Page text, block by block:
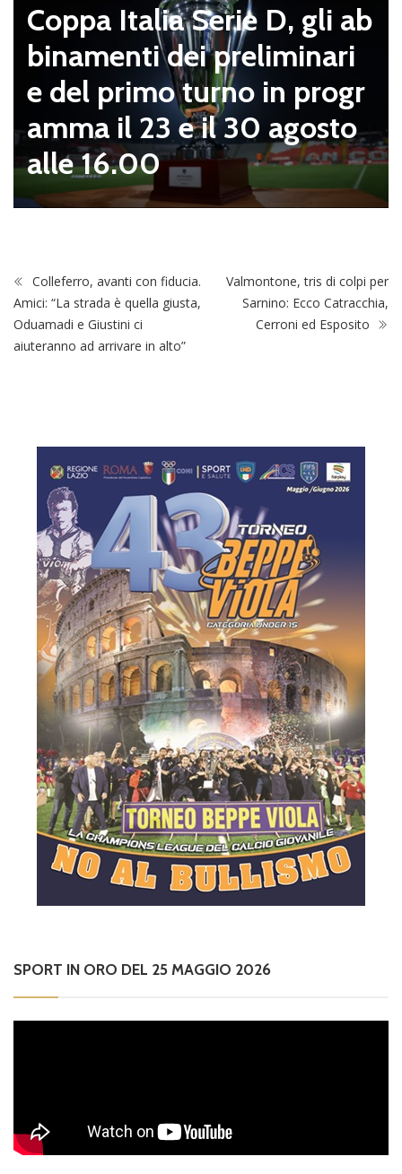
Coppa Italia Serie D, gli ab
binamenti dei preliminari
e del primo turno in progr
amma il 23 e il 30 agosto
alle 16.00
Colleferro, avanti con fiducia.
Amici: “La strada è quella giusta,
Oduamadi e Giustini ci
aiuteranno ad arrivare in alto”
Valmontone, tris di colpi per
Sarnino: Ecco Catracchia,
Cerroni ed Esposito
SPORT IN ORO DEL 25 MAGGIO 2026